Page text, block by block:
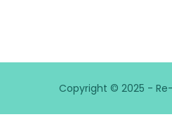
Copyright © 2025 -